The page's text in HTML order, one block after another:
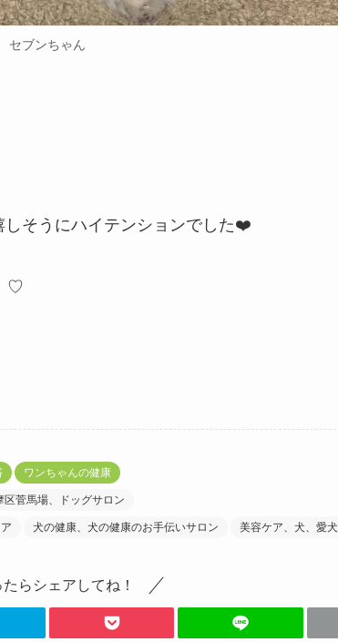
セブンちゃん
しそうにハイテンションでした❤️
♡
ワンちゃんの健康
区菅馬場、ドッグサロン
犬の健康、犬の健康のお手伝いサロン 美容ケア、犬、愛犬
たらシェアしてね！